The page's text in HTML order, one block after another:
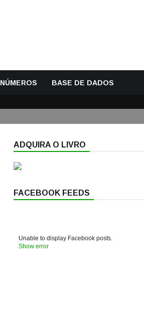
NÚMEROS BASE DE DADOS
ADQUIRA O LIVRO
FACEBOOK FEEDS
Unable to display Facebook posts.
Show error